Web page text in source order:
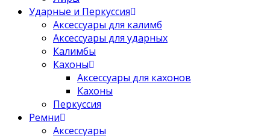
Ударные и Перкуссия
Аксессуары для калимб
Аксессуары для ударных
Калимбы
Кахоны
Аксессуары для кахонов
Кахоны
Перкуссия
Ремни
Аксессуары